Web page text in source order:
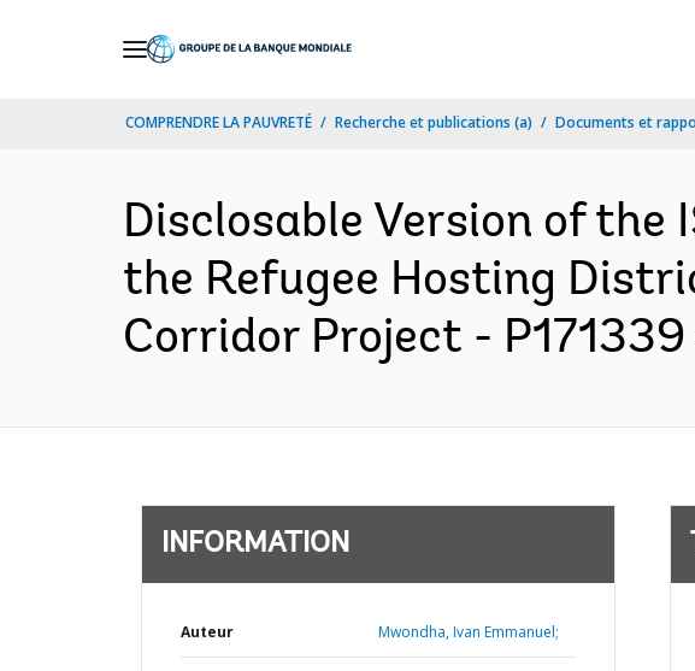
COMPRENDRE LA PAUVRETÉ Recherche et publications (a) Documents et
Disclosable Version of the
the Refugee Hosting
Corridor Project -
INFORMATION
Auteur Mwondha, Ivan Emmanuel;